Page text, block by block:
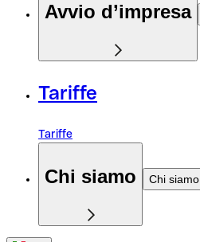
Avvio d’impresa
Tariffe
Tariffe
Chi siamo Chi siamo